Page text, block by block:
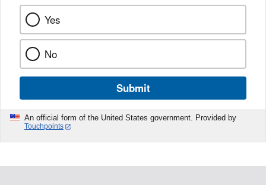
Yes
No
Submit
An official form of the United States government. Provided by
Touchpoints